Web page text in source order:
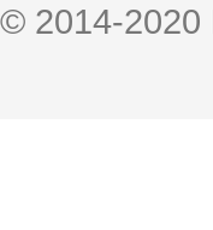
© 2014-2020